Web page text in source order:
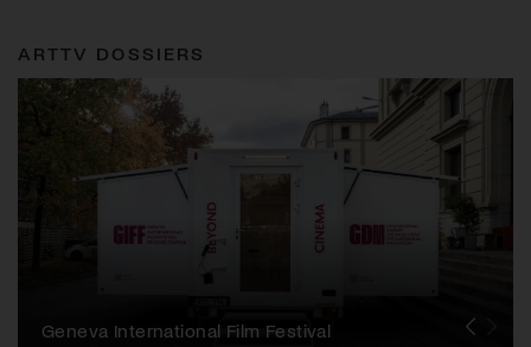
ARTTV DOSSIERS
Zurich Film Festival
Pink Apple
Locarno Film Festival
Human Rights Film Festival Zurich
Yesh! Neues aus der jüdischen Filmwelt
Neuchâtel International Fantastic Film Festival
Visions du Réel
Berlinale
Solothurner Filmtage
Geneva International Film Festival